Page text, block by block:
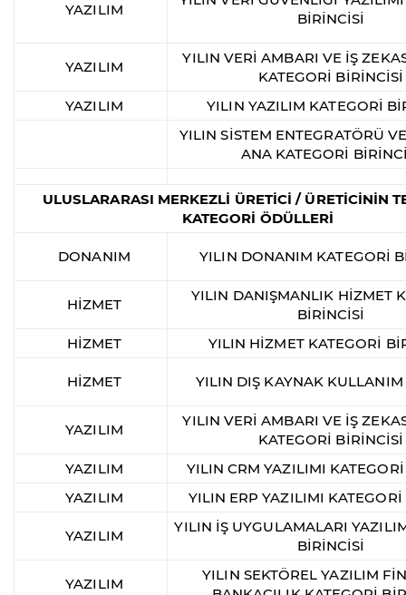
YAZILIM
BİRİNCİSİ
YAZILIM
YILIN VERİ AMBARI VE İŞ
KATEGORİ BİRİNCİSİ
YAZILIM
YILIN YAZILIM KATEGORİ
YILIN SİSTEM ENTEGRATÖRÜ
ANA KATEGORİ
ULUSLARARASI MERKEZLİ ÜRETİCİ / ÜRETİCİNİN
KATEGORİ ÖDÜLLERİ
DONANIM YILIN DONANIM KATEGORİ
HİZMET
YILIN DANIŞMANLIK HİZMET
BİRİNCİSİ
HİZMET
YILIN HİZMET KATEGORİ
HİZMET YILIN DIŞ KAYNAK
YAZILIM
YILIN VERİ AMBARI VE İŞ
KATEGORİ BİRİNCİSİ
YAZILIM
YILIN CRM YAZILIMI
YAZILIM
YILIN ERP YAZILIMI
YAZILIM
YILIN İŞ UYGULAMALARI
BİRİNCİSİ
YAZILIM
YILIN SEKTÖREL YAZILIM